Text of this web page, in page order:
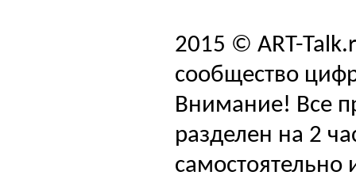
2015 © ART-
сообщество
Внимание! Все
разделен на 2
самостоятельно